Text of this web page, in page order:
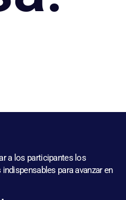
a los participantes los
para avanzar en